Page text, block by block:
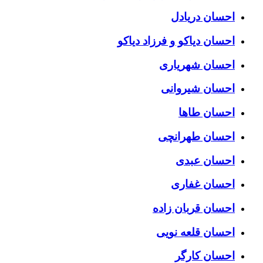
احسان دریادل
احسان دیاکو و فرزاد دیاکو
احسان شهریاری
احسان شیروانی
احسان طاها
احسان طهرانچی
احسان عبدی
احسان غفاری
احسان قربان زاده
احسان قلعه نویی
احسان کارگر